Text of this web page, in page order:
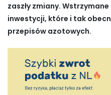
zaszły zmiany.
inwestycji, które i tak
przepisów azotowych.